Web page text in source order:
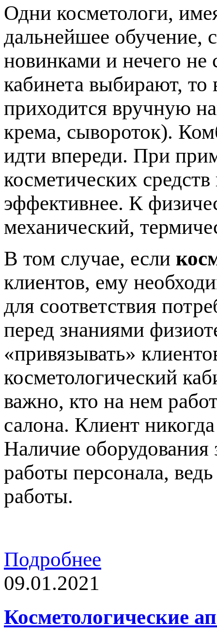
Одни косметологи,
дальнейшее обучение,
новинками и нечего
кабинета выбирают, то
приходится вручную
крема, сывороток).
идти впереди. При
косметических
эффективнее. К
механический,
В том случае, если
клиентов, ему
для соответствия
перед знаниями
«привязывать»
косметологический
важно, кто на нем
салона. Клиент
Наличие оборудования
работы персонала,
работы.
Подробнее
09.01.2021
Косметологические